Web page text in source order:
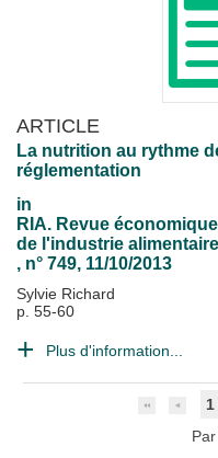
ARTICLE
La nutrition au rythme
réglementation
in
RIA. Revue
de l'industrie
, n° 749, 11/10/2013
Sylvie Richard
p. 55-60
Plus d'information...
1